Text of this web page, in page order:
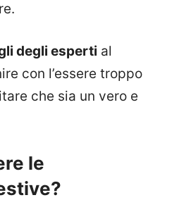
degli esperti al
con l’essere troppo
che sia un vero e
le